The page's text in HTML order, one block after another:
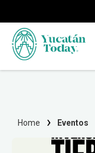
Home Eventos